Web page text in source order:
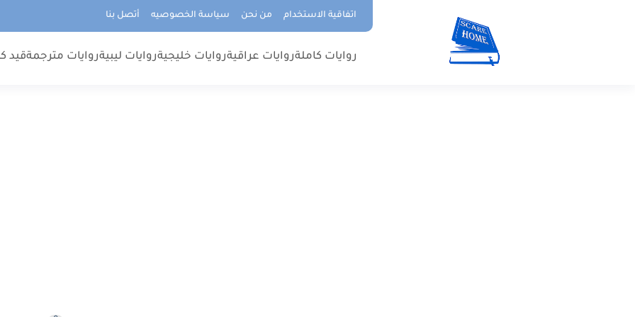
اتفاقية الاستخدام من نحن سياسة الخصوصيه أتصل بنا
روايات كاملةروايات عراقيةروايات خليجيةروايات ليبيةروايات مترجمةقيد